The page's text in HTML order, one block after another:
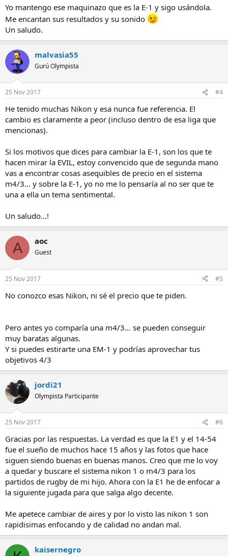
Yo mantengo ese maquinazo que es la E-1 y sigo usándola.
Me encantan sus resultados y su sonido
Un saludo.
malvasia55
Gurú Olympista
25 Nov 2017 #4
He tenido muchas Nikon y esa nunca fue referencia. El
cambio es claramente a peor (incluso dentro de esa liga que
mencionas).
Si los motivos que dices para cambiar la E-1, son los que te
hacen mirar la EVIL, estoy convencido que de segunda mano
vas a encontrar cosas asequibles de precio en el sistema
m4/3... y sobre la E-1, yo no me lo pensaría al no ser que te
una a ella un tema sentimental.
Un saludo...!
A aoc
Guest
25 Nov 2017 #5
No conozco esas Nikon, ni sé el precio que te piden.
Pero antes yo comparía una m4/3... se pueden conseguir
muy baratas algunas.
Y si puedes estirarte una EM-1 y podrías aprovechar tus
objetivos 4/3
jordi21
Olympista Participante
25 Nov 2017 #6
Gracias por las respuestas. La verdad es que la E1 y el 14-54
fue el sueño de muchos hace 15 años y las fotos que hace
siguen siendo buenas en buenas manos. Creo que me lo voy
a quedar y buscare el sistema nikon 1 o m4/3 para los
partidos de rugby de mi hijo. Ahora con la E1 he de enfocar a
la siguiente jugada para que salga algo decente.
Me apetece cambiar de aires y por lo visto las nikon 1 son
rapidisimas enfocando y de calidad no andan mal.
kaisernegro